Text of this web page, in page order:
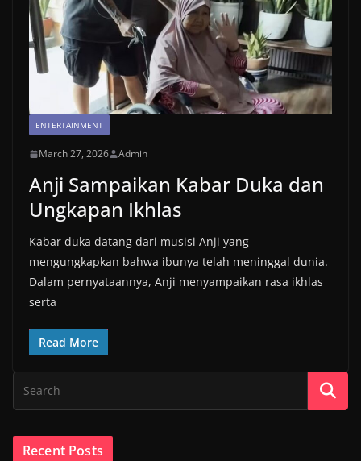
ENTERTAINMENT
March 27, 2026 Admin
Anji Sampaikan Kabar Duka dan
Ungkapan Ikhlas
Kabar duka datang dari musisi Anji yang
mengungkapkan bahwa ibunya telah meninggal dunia.
Dalam pernyataannya, Anji menyampaikan rasa ikhlas
serta
Read More
Recent Posts